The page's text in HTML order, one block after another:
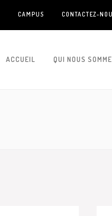
CAMPUS CONTACTEZ-
ACCUEIL QUI NOUS